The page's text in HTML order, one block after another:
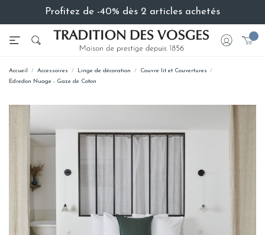
Profitez de -40% dès 2 articles achetés
Accueil Accessoires Linge de décoration
Couvre lit et Couvertures
Edredon Nuage - Gaze de Coton